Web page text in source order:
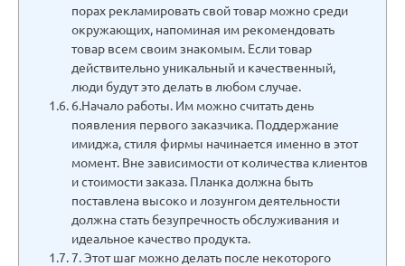
порах рекламировать свой товар можно среди
окружающих, напоминая им рекомендовать
товар всем своим знакомым. Если товар
действительно уникальный и качественный,
люди будут это делать в любом случае.
6.Начало работы. Им можно считать день
появления первого заказчика. Поддержание
имиджа, стиля фирмы начинается именно в этот
момент. Вне зависимости от количества клиентов
и стоимости заказа. Планка должна быть
поставлена высоко и лозунгом деятельности
должна стать безупречность обслуживания и
идеальное качество продукта.
7. Этот шаг можно делать после некоторого